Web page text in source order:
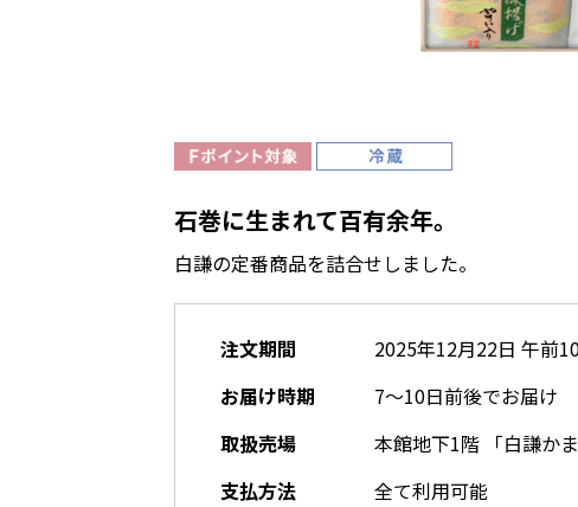
石巻に生まれて百有余年。
白謙の定番商品を詰合せしました。
注文期間
2025年12月22日 午前
お届け時期
7～10日前後でお届け
取扱売場
本館地下1階 「白謙かま
支払方法
全て利用可能